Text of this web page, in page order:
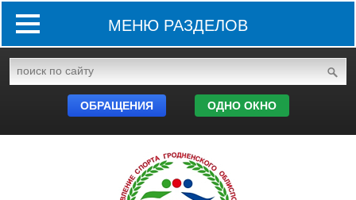
МЕНЮ РАЗДЕЛОВ
ОБРАЩЕНИЯ ОДНО ОКНО